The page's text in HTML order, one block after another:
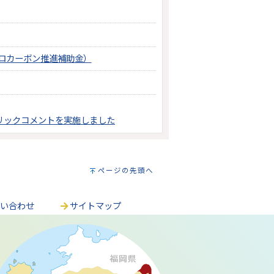
ーボン推進補助金）
クコメントを実施しました
ページの先頭へ
合わせ サイトマップ